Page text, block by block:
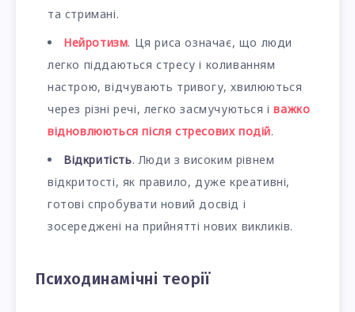
та стримані.
Нейротизм. Ця риса означає, що люди
легко піддаються стресу і коливанням
настрою, відчувають тривогу, хвилюються
через різні речі, легко засмучуються іважко
відновлюються після стресових подій.
Відкритість. Люди з високим рівнем
відкритості, як правило, дуже креативні,
готові спробувати новий досвід і
зосереджені на прийнятті нових викликів.
Психодинамічні теорії